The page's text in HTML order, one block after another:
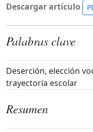
Descargar artículo
Palabras clave
Deserción, elección
trayectoria escolar
Resumen